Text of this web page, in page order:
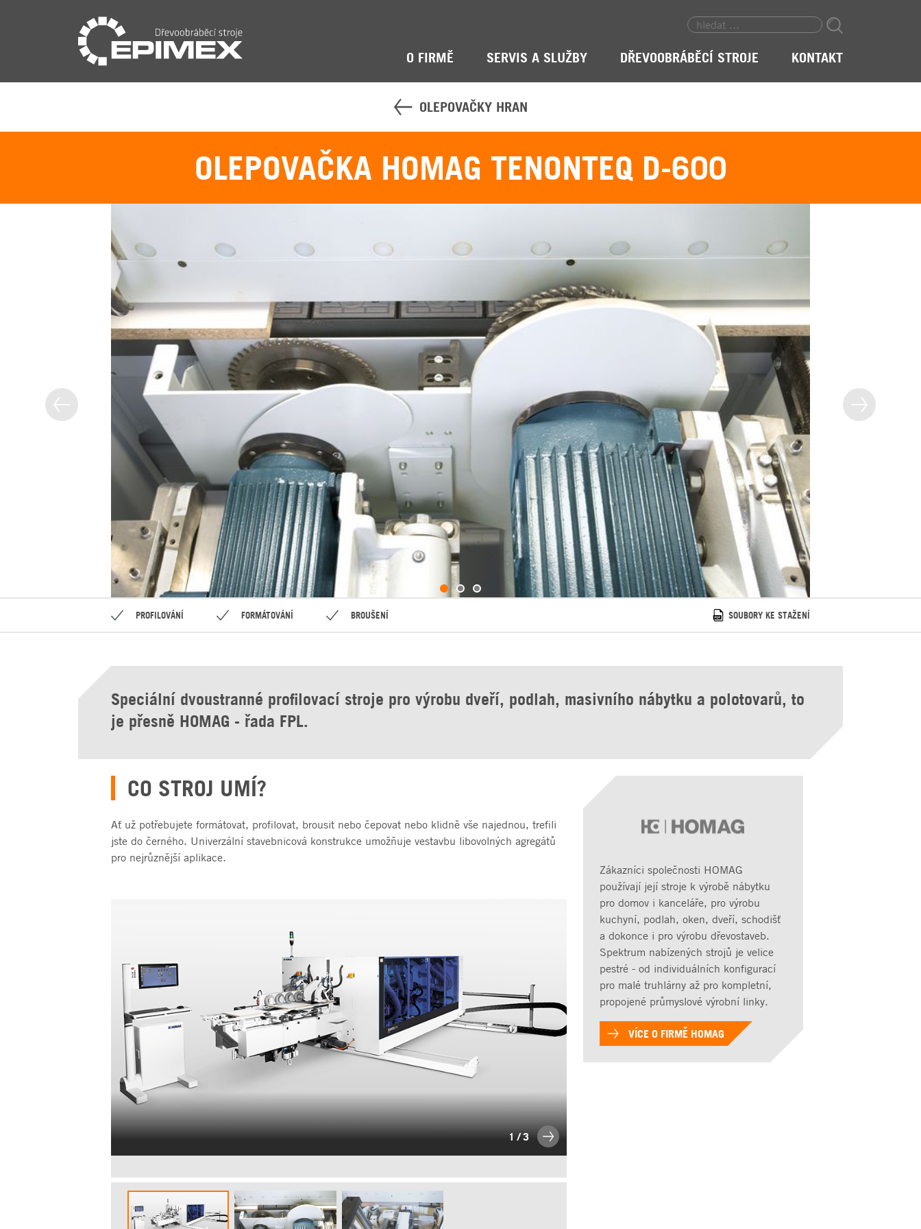
O FIRMĚ SERVIS A SLUŽBY DŘEVOOBRÁBĚCÍ STROJE KONTAKT
OLEPOVAČKY HRAN
OLEPOVAČKA HOMAG TENONTEQ D-600
PROFILOVÁNÍ FORMÁTOVÁNÍ BROUŠENÍ SOUBORY KE STAŽENÍ
Speciální dvoustranné profilovací stroje pro výrobu dveří, podlah, masivního nábytku a polotovarů, to
je přesně HOMAG - řada FPL.
CO STROJ UMÍ?
Ať už potřebujete formátovat, profilovat, brousit nebo čepovat nebo klidně vše najednou, trefili
jste do černého. Univerzální stavebnicová konstrukce umožňuje vestavbu libovolných agregátů
pro nejrůznější aplikace.
1 /3
Zákazníci společnosti HOMAG
používají její stroje k výrobě nábytku
pro domov i kanceláře, pro výrobu
kuchyní, podlah, oken, dveří, schodišť
a dokonce i pro výrobu dřevostaveb.
Spektrum nabízených strojů je velice
pestré - od individuálních konfigurací
pro malé truhlárny až pro kompletní,
propojené průmyslové výrobní linky.
VÍCE O FIRMĚ HOMAG